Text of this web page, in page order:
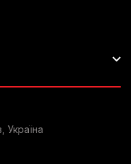
Україна